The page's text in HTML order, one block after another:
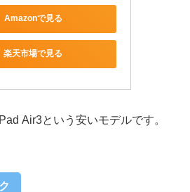
Amazonで見る
楽天市場で見る
Air3という安いモデルです。